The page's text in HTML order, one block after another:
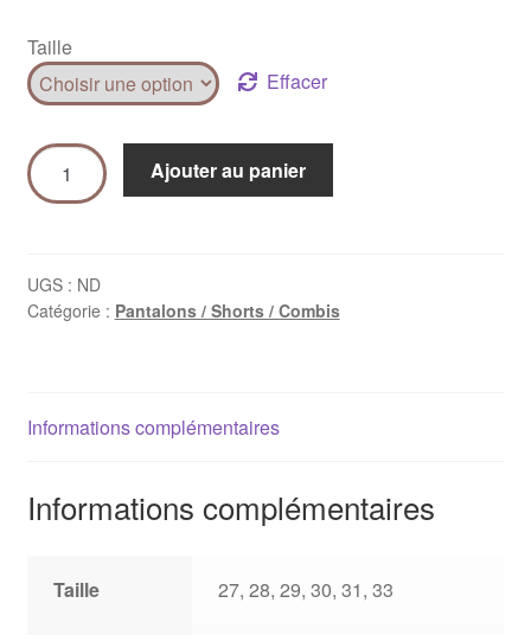
Taille
Effacer
Ajouter au panier
UGS : ND
Catégorie : Pantalons / Shorts / Combis
Informations complémentaires
Informations complémentaires
Taille 27, 28, 29, 30, 31, 33